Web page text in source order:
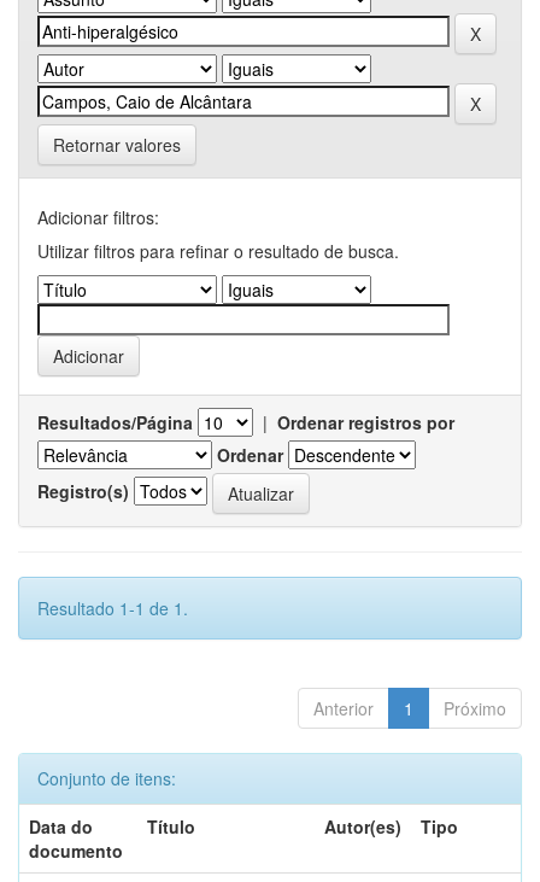
Retornar valores
Adicionar filtros:
Utilizar filtros para refinar o resultado de busca.
Resultados/Página | Ordenar registros por
Ordenar
Registro(s)
Resultado 1-1 de 1.
Anterior 1 Próximo
Conjunto de itens:
Data do
documento
Título Autor(es) Tipo